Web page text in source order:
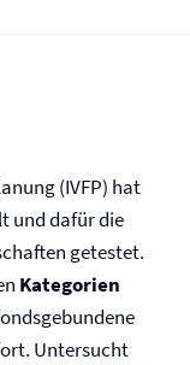
(IVFP) hat
und dafür die
getestet.
Kategorien
Untersucht